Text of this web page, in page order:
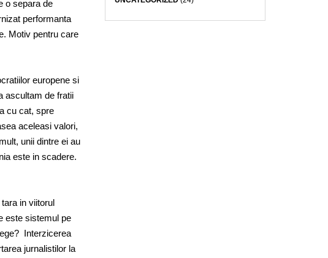
o separa de
performanta
Motiv pentru care
europene si
ascultam de fratii
cu cat, spre
aceleasi valori,
unii dintre ei au
este in scadere.
in viitorul
este sistemul pe
Interzicerea
jurnalistilor la